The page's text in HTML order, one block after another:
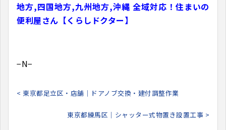
地方,四国地方,九州地方,沖縄 全域対応！住まいの
便利屋さん【くらしドクター】
−N−
< 東京都足立区・店舗｜ドアノブ交換・建付調整作業
東京都練馬区｜シャッター式物置き設置工事 >